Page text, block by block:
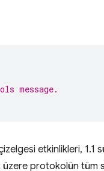
message.
etkinlikleri, 1.1
üzere protokolün tüm